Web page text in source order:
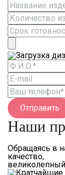
Отправить
Наши
Обращаясь в
качество,